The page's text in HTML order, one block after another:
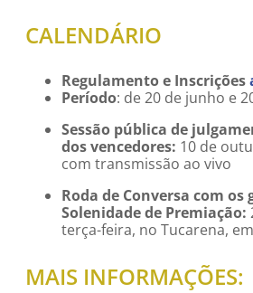
CALENDÁRIO
Regulamento e Inscrições
Período: de 20 de junho e
Sessão pública de
dos vencedores: 10 de
com transmissão ao vivo
Roda de Conversa com os
Solenidade de Premiação:
terça-feira, no Tucarena,
MAIS INFORMAÇÕES: